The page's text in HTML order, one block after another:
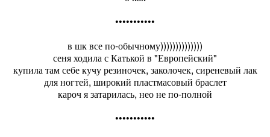
•••••••••••
в шк все по-обычному))))))))))))))
сеня ходила с Катькой в "Европейский"
купила там себе кучу резиночек, заколочек, сиреневый лак
для ногтей, широкий пластмасовый браслет
кароч я затарилась, нео не по-полной
•••••••••••